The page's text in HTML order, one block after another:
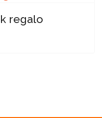
regalo